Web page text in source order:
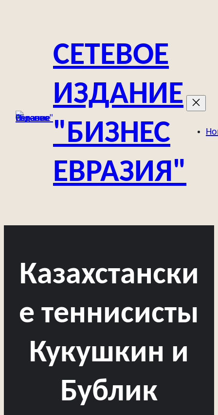
содержимомуСЕТЕВОЕ
ИЗДАНИЕ
"БИЗНЕС
ЕВРАЗИЯ"
Казахстански
е теннисисты
Кукушкин и
Бублик